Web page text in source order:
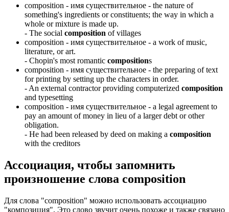
composition - имя существительное - the nature of
something's ingredients or constituents; the way in which a
whole or mixture is made up.
- The social composition of villages
composition - имя существительное - a work of music,
literature, or art.
- Chopin's most romantic compositions
composition - имя существительное - the preparing of text
for printing by setting up the characters in order.
- An external contractor providing computerized composition
and typesetting
composition - имя существительное - a legal agreement to
pay an amount of money in lieu of a larger debt or other
obligation.
- He had been released by deed on making a composition
with the creditors
Ассоциация, чтобы запомнить
произношение слова composition
Для слова "composition" можно использовать ассоциацию
"композиция". Это слово звучит очень похоже и также связано